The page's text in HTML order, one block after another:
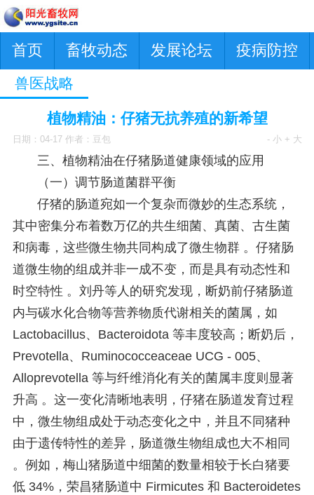
首页 畜牧动态 发展论坛 疫病防控
兽医战略
植物精油：仔猪无抗养殖的新希望
日期：04-17 作者：豆包 - 小 + 大
三、植物精油在仔猪肠道健康领域的应用
（一）调节肠道菌群平衡
仔猪的肠道宛如一个复杂而微妙的生态系统，
其中密集分布着数万亿的共生细菌、真菌、古生菌
和病毒，这些微生物共同构成了微生物群 。仔猪肠
道微生物的组成并非一成不变，而是具有动态性和
时空特性 。刘丹等人的研究发现，断奶前仔猪肠道
内与碳水化合物等营养物质代谢相关的菌属，如
Lactobacillus、Bacteroidota 等丰度较高；断奶后，
Prevotella、Ruminococceaceae UCG - 005、
Alloprevotella 等与纤维消化有关的菌属丰度则显著
升高 。这一变化清晰地表明，仔猪在肠道发育过程
中，微生物组成处于动态变化之中，并且不同猪种
由于遗传特性的差异，肠道微生物组成也大不相同
。例如，梅山猪肠道中细菌的数量相较于长白猪要
低 34%，荣昌猪肠道中 Firmicutes 和 Bacteroidetes